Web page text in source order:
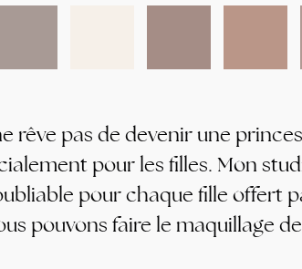
rêve pas de devenir une
pour les filles. Mon
pour chaque fille offert
pouvons faire le maquillage